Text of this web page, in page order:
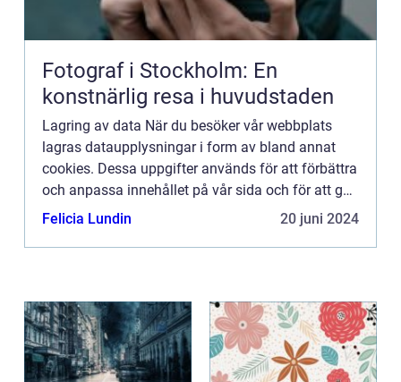
Fotograf i Stockholm: En
konstnärlig resa i huvudstaden
Lagring av data När du besöker vår webbplats
lagras dataupplysningar i form av bland annat
cookies. Dessa uppgifter används för att förbättra
och anpassa innehållet på vår sida och för att ge
dig så bra information som möjligt. Om du inte vill
Felicia Lundin 20 juni 2024